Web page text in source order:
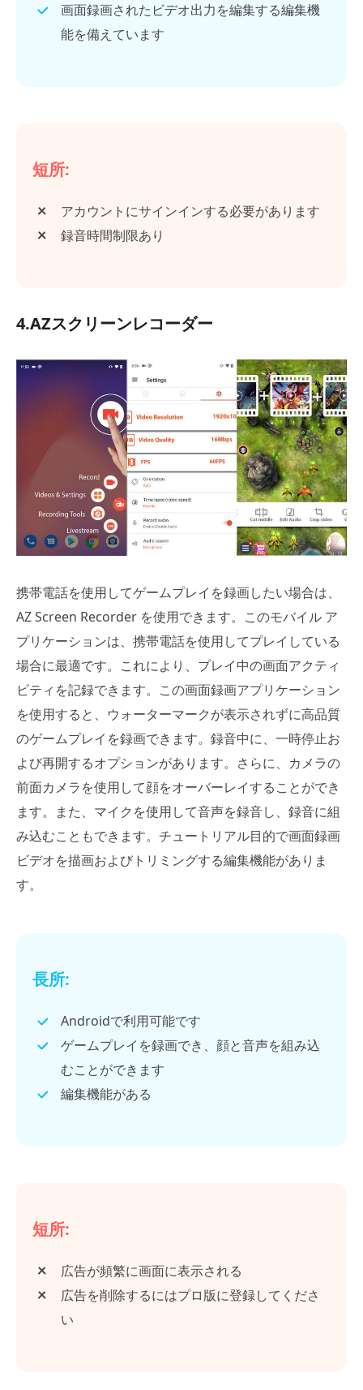
画面録画されたビデオ出力を編集する編集機
能を備えています
短所:
アカウントにサインインする必要があります
録音時間制限あり
4.AZスクリーンレコーダー
携帯電話を使用してゲームプレイを録画したい場合は、
AZ Screen Recorder を使用できます。このモバイル ア
プリケーションは、携帯電話を使用してプレイしている
場合に最適です。これにより、プレイ中の画面アクティ
ビティを記録できます。この画面録画アプリケーション
を使用すると、ウォーターマークが表示されずに高品質
のゲームプレイを録画できます。録音中に、一時停止お
よび再開するオプションがあります。さらに、カメラの
前面カメラを使用して顔をオーバーレイすることができ
ます。また、マイクを使用して音声を録音し、録音に組
み込むこともできます。チュートリアル目的で画面録画
ビデオを描画およびトリミングする編集機能がありま
す。
長所:
Androidで利用可能です
ゲームプレイを録画でき、顔と音声を組み込
むことができます
編集機能がある
短所:
広告が頻繁に画面に表示される
広告を削除するにはプロ版に登録してくださ
い